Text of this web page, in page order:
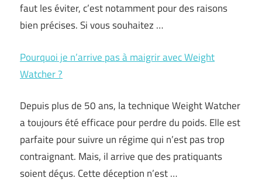
faut les éviter, c’est notamment pour des raisons
bien précises. Si vous souhaitez …
Pourquoi je n’arrive pas à maigrir avec Weight
Watcher ?
Depuis plus de 50 ans, la technique Weight Watcher
a toujours été efficace pour perdre du poids. Elle est
parfaite pour suivre un régime qui n’est pas trop
contraignant. Mais, il arrive que des pratiquants
soient déçus. Cette déception n’est …